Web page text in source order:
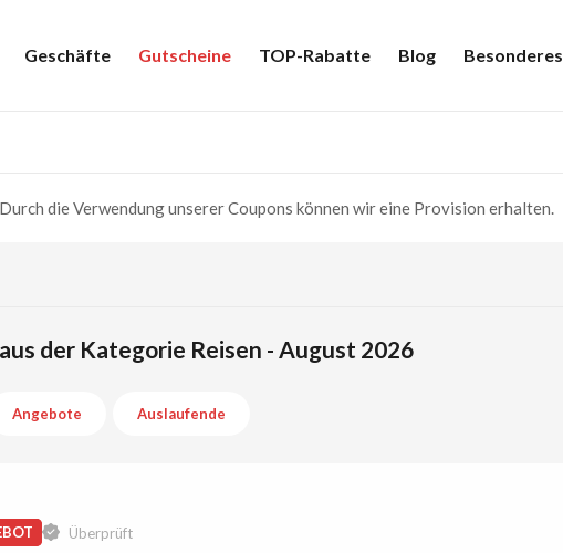
Geschäfte Gutscheine TOP-Rabatte Blog Besonderes
Durch die Verwendung unserer Coupons können wir eine Provision erhalten.
der Kategorie Reisen - August 2026
Angebote Auslaufende
Überprüft